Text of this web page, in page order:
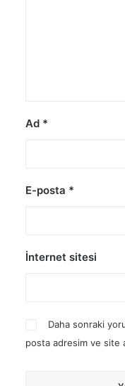
Ad *
E-posta *
İnternet sitesi
Daha sonraki
posta adresim ve site